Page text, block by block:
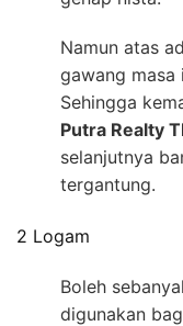
Namun atas
gawang masa
Sehingga
Putra Realty
selanjutnya
tergantung.
2 Logam
Boleh
digunakan